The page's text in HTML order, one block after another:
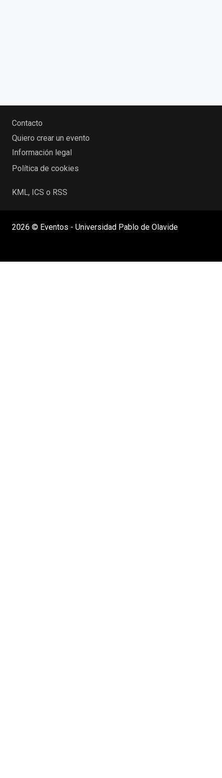
Contacto
Quiero crear un evento
Información legal
Política de cookies
KML, ICS o RSS
2026 © Eventos - Universidad Pablo de Olavide